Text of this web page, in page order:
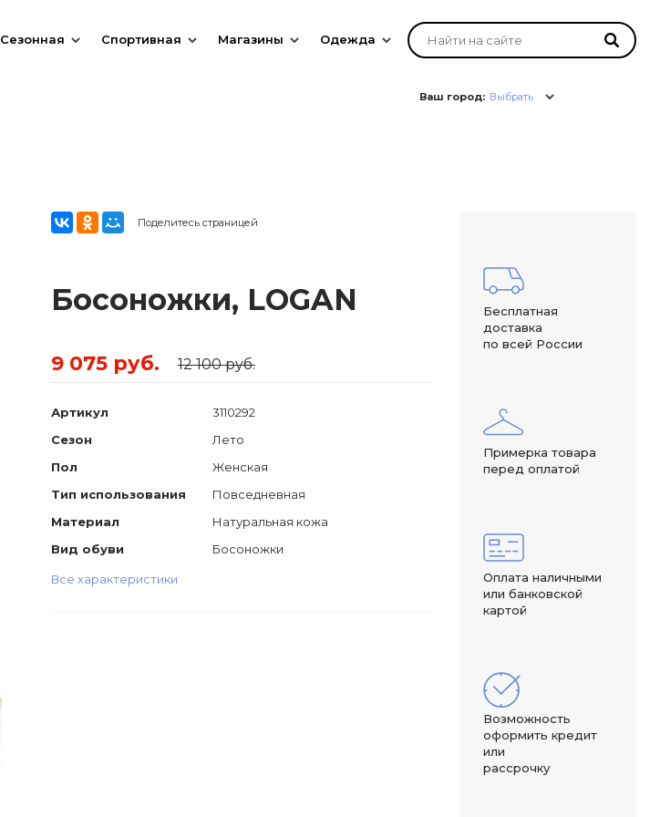
Сезонная Спортивная Магазины Одежда
Ваш город: Выбрать
Поделитесь страницей
Босоножки, LOGAN
9 075 руб. 12 100 руб.
Артикул
3110292
Сезон
Лето
Пол
Женская
Тип использования
Повседневная
Материал
Натуральная кожа
Вид обуви
Босоножки
Все характеристики
Бесплатная
доставка
по всей России
Примерка товара
перед оплатой
Оплата наличными
или банковской
картой
Возможность
оформить кредит
или
рассрочку